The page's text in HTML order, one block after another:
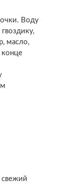
Воду
масло,